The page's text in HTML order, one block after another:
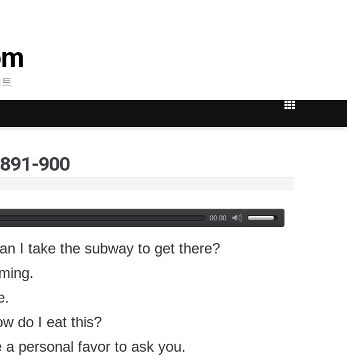
900
00:00
I take the subway to get there?
do I eat this?
personal favor to ask you.